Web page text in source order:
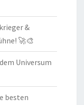
&
🚀🎨
Universum
besten